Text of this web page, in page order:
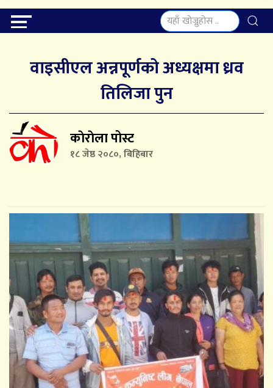
वाइसीएल अन्नपूर्णको अध्यक्षमा ध्रव
तिलिजा पुन
काेराेला पोस्ट
१८ जेष्ठ २०८०, बिहिबार